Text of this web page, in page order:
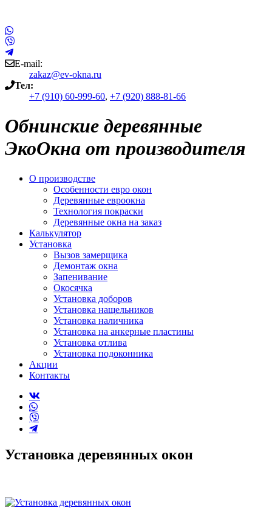
E-mail:
zakaz@ev-okna.ru
Тел:
+7 (910) 60-999-60, +7 (920) 888-81-66
Обнинские деревянные
ЭкоОкна от производителя
О производстве
Особенности евро окон
Деревянные евроокна
Технология покраски
Деревянные окна на заказ
Калькулятор
Установка
Вызов замерщика
Демонтаж окна
Запенивание
Окосячка
Установка доборов
Установка нащельников
Установка наличника
Установка на анкерные пластины
Установка отлива
Установка подоконника
Акции
Контакты
Установка деревянных окон